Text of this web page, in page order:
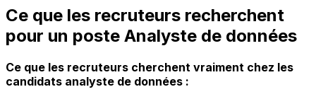
Ce que les recruteurs recherchent
pour un poste Analyste de données
Ce que les recruteurs cherchent vraiment chez les
candidats analyste de données :